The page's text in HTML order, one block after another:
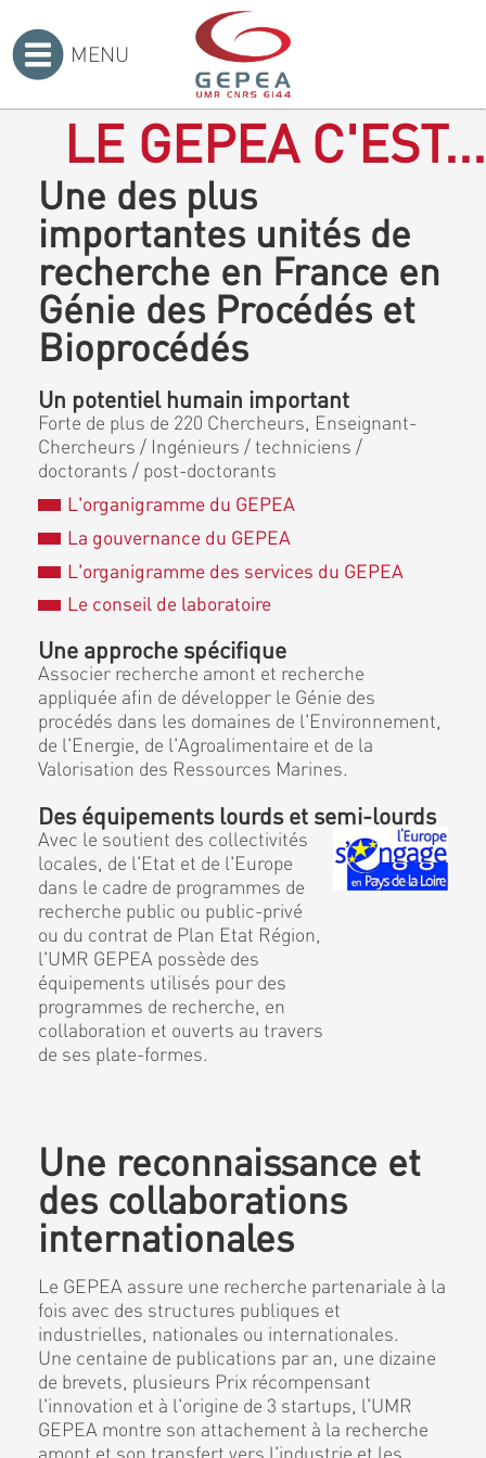
MENU
LE GEPEA C'EST...
Une des plus
importantes unités de
recherche en France en
Génie des Procédés et
Bioprocédés
Un potentiel humain important
Forte de plus de 220 Chercheurs, Enseignant-
Chercheurs / Ingénieurs / techniciens /
doctorants / post-doctorants
L'organigramme du GEPEA
La gouvernance du GEPEA
L'organigramme des services du GEPEA
Le conseil de laboratoire
Une approche spécifique
Associer recherche amont et recherche
appliquée afin de développer le Génie des
procédés dans les domaines de l'Environnement,
de l'Energie, de l'Agroalimentaire et de la
Valorisation des Ressources Marines.
Des équipements lourds et semi-lourds
Avec le soutient des collectivités
locales, de l'Etat et de l'Europe
dans le cadre de programmes de
recherche public ou public-privé
ou du contrat de Plan Etat Région,
l'UMR GEPEA possède des
équipements utilisés pour des
programmes de recherche, en
collaboration et ouverts au travers
de ses plate-formes.
Une reconnaissance et
des collaborations
internationales
Le GEPEA assure une recherche partenariale à la
fois avec des structures publiques et
industrielles, nationales ou internationales.
Une centaine de publications par an, une dizaine
de brevets, plusieurs Prix récompensant
l'innovation et à l'origine de 3 startups, l'UMR
GEPEA montre son attachement à la recherche
amont et son transfert vers l'industrie et les